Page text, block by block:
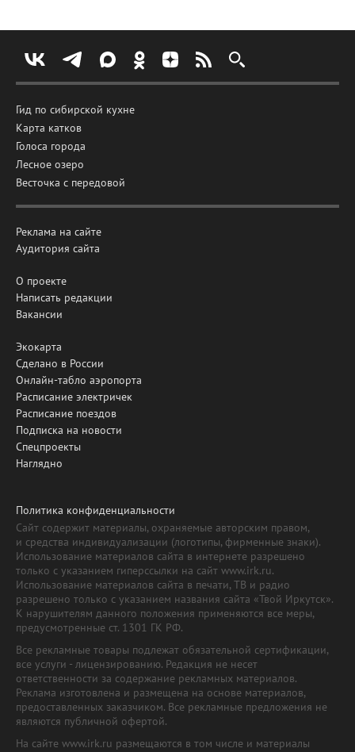
Гид по сибирской кухне
Карта катков
Голоса города
Лесное озеро
Весточка с передовой
Реклама на сайте
Аудитория сайта
О проекте
Написать редакции
Вакансии
Экокарта
Сделано в России
Онлайн-табло аэропорта
Расписание электричек
Расписание поездов
Подписка на новости
Спецпроекты
Наглядно
Политика конфиденциальности
Сайт содержит материалы, охраняемые авторским правом,
и средства индивидуализации (логотипы, фирменные знаки).
Использование материалов сайта в интернете разрешено
только с указанием гиперссылки на сайт www.irk.ru.
Использование материалов сайта в печати, ТВ и радио
разрешено только с указанием названия сайта «Твой Иркутск».
К нарушителям данного положения применяются все меры,
предусмотренные ст. 1301 ГК РФ.
Все рекламные товары подлежат обязательной сертификации,
все услуги - лицензированию. Редакция не несет
ответственности за содержание рекламных материалов.
Реклама изготовлена и размещена на основе материалов,
предоставленных заказчиком. Все рекламные предложения не
являются публичной офертой.
На сайте www.irk.ru размещаются в том числе и материалы